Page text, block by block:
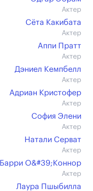
Актер
Сёта Какибата
Актер
Аппи Пратт
Актер
Дэниел Кемпбелл
Актер
Адриан Кристофер
Актер
София Элени
Актер
Натали Серват
Актер
Барри О&#39;Коннор
Актер
Лаура Пшыбилла